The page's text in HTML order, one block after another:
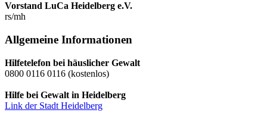
Vorstand LuCa Heidelberg e.V.
rs/mh
Allgemeine Informationen
Hilfetelefon bei häuslicher Gewalt
0800 0116 0116 (kostenlos)
Hilfe bei Gewalt in Heidelberg
Link der Stadt Heidelberg